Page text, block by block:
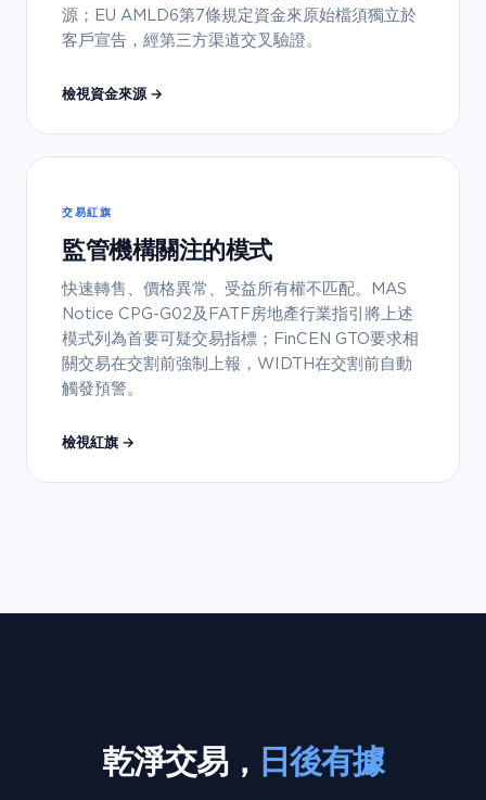
源；EU AMLD6第7條規定資金來原始檔須獨立於
客戶宣告，經第三方渠道交叉驗證。
檢視資金來源 →
交易紅旗
監管機構關注的模式
快速轉售、價格異常、受益所有權不匹配。MAS
Notice CPG-G02及FATF房地產行業指引將上述
模式列為首要可疑交易指標；FinCEN GTO要求相
關交易在交割前強制上報，WIDTH在交割前自動
觸發預警。
檢視紅旗 →
乾淨交易， 日後有據